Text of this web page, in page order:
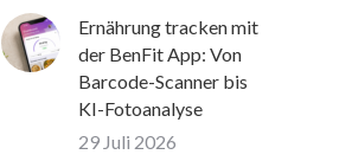
Ernährung tracken mit
der BenFit App: Von
Barcode-Scanner bis
KI-Fotoanalyse
29 Juli 2026